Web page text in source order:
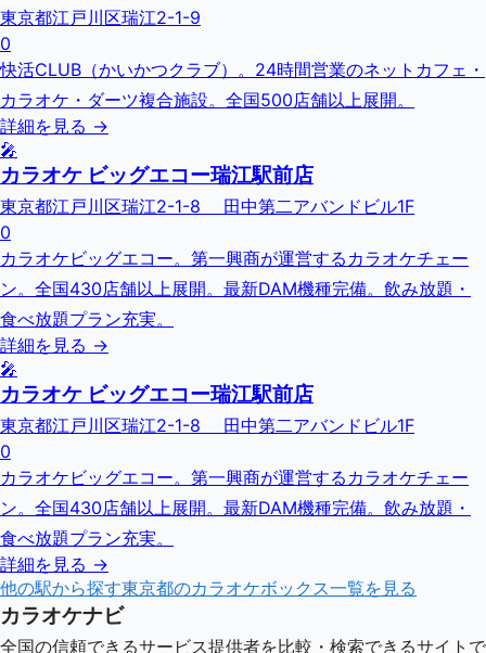
東京都江戸川区瑞江2-1-9
0
快活CLUB（かいかつクラブ）。24時間営業のネットカフェ・
カラオケ・ダーツ複合施設。全国500店舗以上展開。
詳細を見る →
🎤
カラオケ ビッグエコー瑞江駅前店
東京都江戸川区瑞江2-1-8 田中第二アバンドビル1F
0
カラオケビッグエコー。第一興商が運営するカラオケチェー
ン。全国430店舗以上展開。最新DAM機種完備。飲み放題・
食べ放題プラン充実。
詳細を見る →
🎤
カラオケ ビッグエコー瑞江駅前店
東京都江戸川区瑞江2-1-8 田中第二アバンドビル1F
0
カラオケビッグエコー。第一興商が運営するカラオケチェー
ン。全国430店舗以上展開。最新DAM機種完備。飲み放題・
食べ放題プラン充実。
詳細を見る →
他の駅から探す東京都のカラオケボックス一覧を見る
カラオケナビ
全国の信頼できるサービス提供者を比較・検索できるサイトで